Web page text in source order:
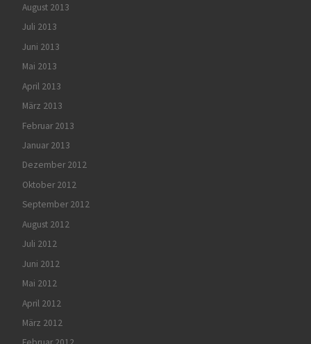
August 2013
Juli 2013
Juni 2013
Mai 2013
April 2013
März 2013
Februar 2013
Januar 2013
Dezember 2012
Oktober 2012
September 2012
August 2012
Juli 2012
Juni 2012
Mai 2012
April 2012
März 2012